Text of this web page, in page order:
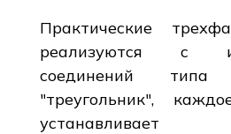
Практические
реализуются с
соединений
"треугольник",
устанавливает